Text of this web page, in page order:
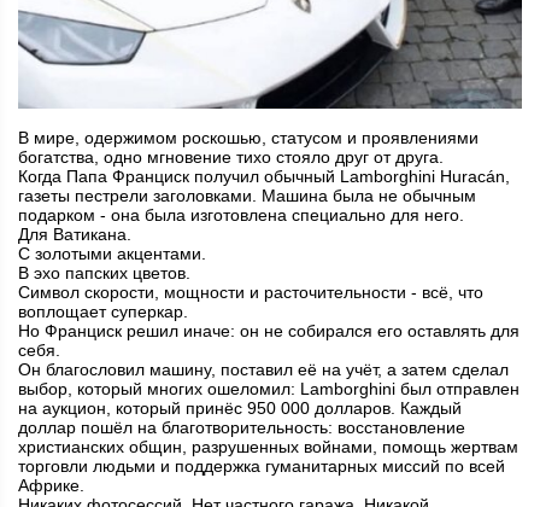
В мире, одержимом роскошью, статусом и проявлениями
богатства, одно мгновение тихо стояло друг от друга.
Когда Папа Франциск получил обычный Lamborghini Huracán,
газеты пестрели заголовками. Машина была не обычным
подарком - она была изготовлена специально для него.
Для Ватикана.
С золотыми акцентами.
В эхо папских цветов.
Символ скорости, мощности и расточительности - всё, что
воплощает суперкар.
Но Франциск решил иначе: он не собирался его оставлять для
себя.
Он благословил машину, поставил её на учёт, а затем сделал
выбор, который многих ошеломил: Lamborghini был отправлен
на аукцион, который принёс 950 000 долларов. Каждый
доллар пошёл на благотворительность: восстановление
христианских общин, разрушенных войнами, помощь жертвам
торговли людьми и поддержка гуманитарных миссий по всей
Африке.